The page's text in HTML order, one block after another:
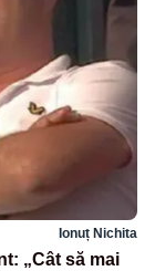
Ionuț Nichita
„Cât să mai